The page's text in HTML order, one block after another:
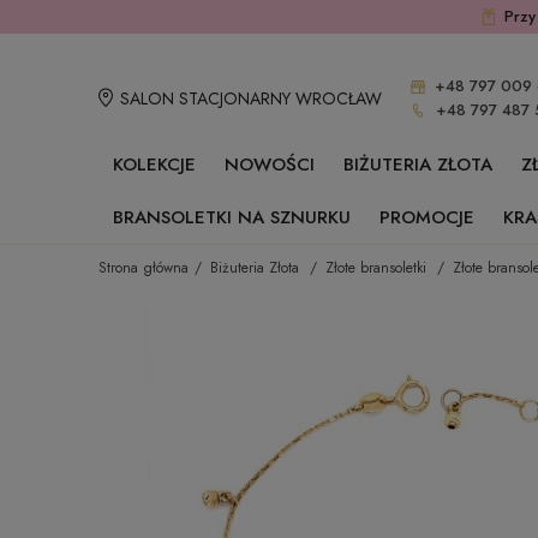
SALON STACJONARNY WROCŁAW
+48 797 009
+48 797 487
KOLEKCJE NOWOŚCI BIŻUTERIA ZŁOTA
BRANSOLETKI NA SZNURKU
PROMOCJE
Strona główna Biżuteria Złota Złote bransoletki Złote